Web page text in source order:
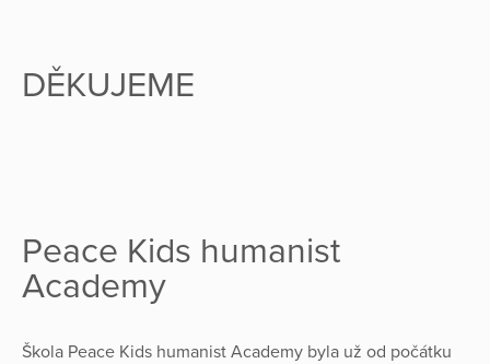
DĚKUJEME
Peace Kids humanist
Academy
Škola Peace Kids humanist Academy byla už od počátku